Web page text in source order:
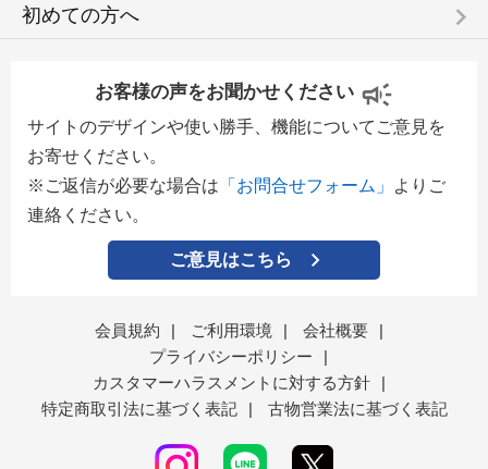
初めての方へ keyboard_arrow_right
お客様の声をお聞かせください
サイトのデザインや使い勝手、機能についてご意見を
お寄せください。
※ご返信が必要な場合は 「お問合せフォーム」
よりご
連絡ください。
ご意見はこちら
会員規約 | ご利用環境 | 会社概要
|
プライバシーポリシー
|
カスタマーハラスメントに対する方針
|
特定商取引法に基づく表記
| 古物営業法に基づく表記